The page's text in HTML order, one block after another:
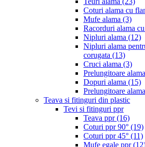
Coturi alama cu
Mufe alama (3)
Racorduri alama
Nipluri alama (12)
Nipluri alama
corugata (13)
Cruci alama (3)
Prelungitoare alama
Dopuri alama (15)
Prelungitoare
Teava si fitinguri din plastic
Tevi si fitinguri ppr
Teava ppr(16)
Coturi ppr 90° (19)
Coturi ppr 45° (11)
Mufe egale ppr